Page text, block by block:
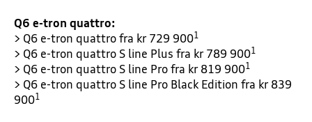
Q6 e-tron quattro:
> Q6 e-tron quattro fra kr 729 9001
> Q6 e-tron quattro S line Plus fra kr 789 9001
> Q6 e-tron quattro S line Pro fra kr 819 9001
> Q6 e-tron quattro S line Pro Black Edition fra kr 839
9001